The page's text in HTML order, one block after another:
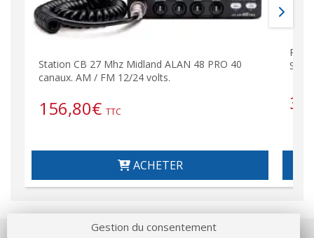
Station CB 27 Mhz Midland ALAN 48 PRO 40
canaux. AM / FM 12/24 volts.
156,80€ TTC
ACHETER
Gestion du consentement